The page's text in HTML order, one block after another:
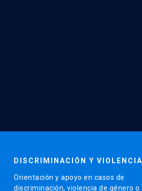
DISCRIMINACIÓN Y VIOLENCIA
Orientación y apoyo en casos de
discriminación, violencia de género o